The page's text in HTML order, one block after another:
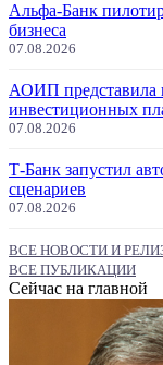
Альфа-Банк
бизнеса
07.08.2026
АОИП представила
инвестиционных
07.08.2026
Т-Банк запустил
сценариев
07.08.2026
ВСЕ НОВОСТИ И
ВСЕ ПУБЛИКАЦИИ
Сейчас на главной